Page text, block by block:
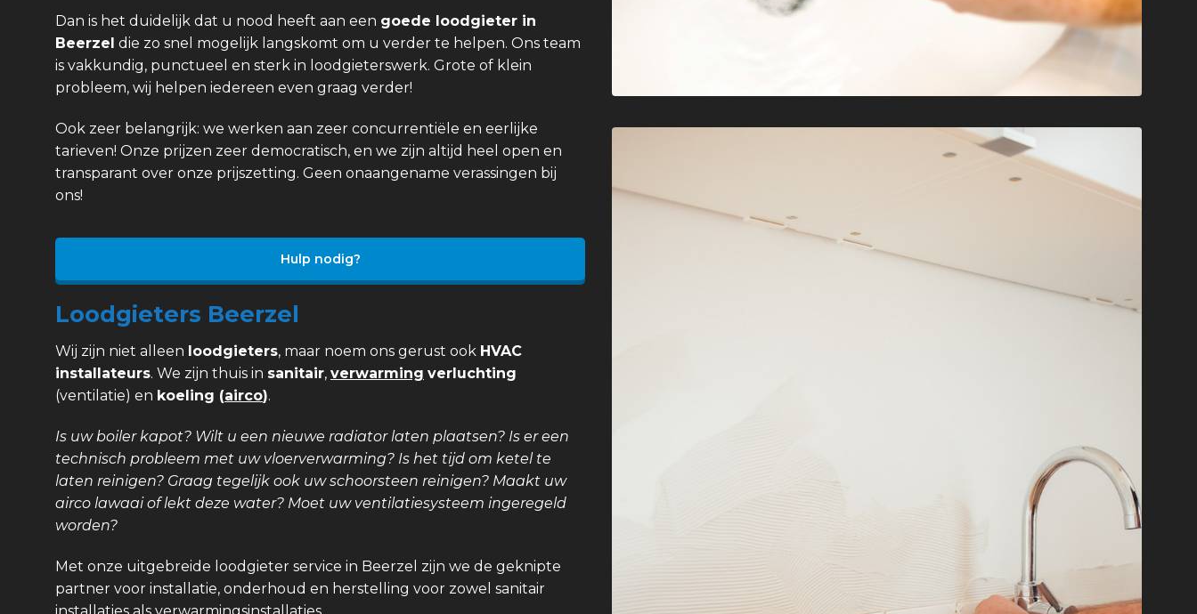
Dan is het duidelijk dat u nood heeft aan een goede loodgieter in
Beerzel die zo snel mogelijk langskomt om u verder te helpen. Ons team
is vakkundig, punctueel en sterk in loodgieterswerk. Grote of klein
probleem, wij helpen iedereen even graag verder!
Ook zeer belangrijk: we werken aan zeer concurrentiële en eerlijke
tarieven! Onze prijzen zeer democratisch, en we zijn altijd heel open en
transparant over onze prijszetting. Geen onaangename verassingen bij
ons!
Hulp nodig?
Loodgieters Beerzel
Wij zijn niet alleen loodgieters, maar noem ons gerust ook HVAC
installateurs. We zijn thuis in sanitair, verwarming verluchting
(ventilatie) en koeling (airco).
Is uw boiler kapot? Wilt u een nieuwe radiator laten plaatsen? Is er een
technisch probleem met uw vloerverwarming? Is het tijd om ketel te
laten reinigen? Graag tegelijk ook uw schoorsteen reinigen? Maakt uw
airco lawaai of lekt deze water? Moet uw ventilatiesysteem ingeregeld
worden?
Met onze uitgebreide loodgieter service in Beerzel zijn we de geknipte
partner voor installatie, onderhoud en herstelling voor zowel sanitair